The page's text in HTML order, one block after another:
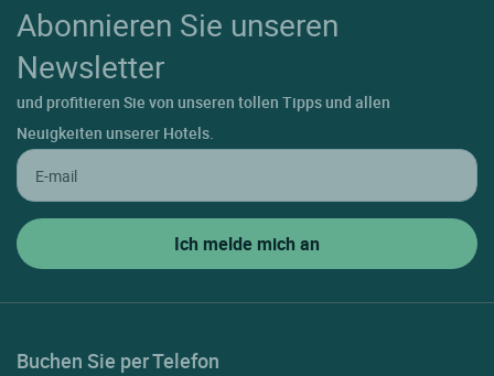
Abonnieren Sie unseren
Newsletter
und profitieren Sie von unseren tollen Tipps und allen
Neuigkeiten unserer Hotels.
Buchen Sie per Telefon